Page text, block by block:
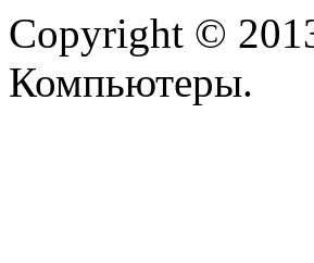
Sony(6)
Speed-link
Copyright ©
Компьютеры.